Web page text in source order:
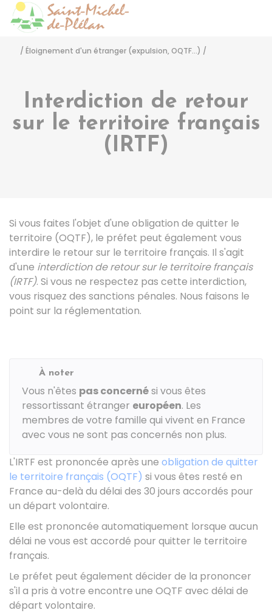
/ Éloignement d'un étranger (expulsion, OQTF...) /
Interdiction de retour
sur le territoire français
(IRTF)
Si vous faites l'objet d'une obligation de quitter le
territoire (OQTF), le préfet peut également vous
interdire le retour sur le territoire français. Il s'agit
d'une interdiction de retour sur le territoire français
(IRTF). Si vous ne respectez pas cette interdiction,
vous risquez des sanctions pénales. Nous faisons le
point sur la réglementation.
À noter
Vous n'êtes pas concernési vous êtes
ressortissant étranger européen. Les
membres de votre famille qui vivent en France
avec vous ne sont pas concernés non plus.
L'IRTF est prononcée après une obligation de quitter
le territoire français (OQTF) si vous êtes resté en
France au-delà du délai des 30 jours accordés pour
un départ volontaire.
Elle est prononcée automatiquement lorsque aucun
délai ne vous est accordé pour quitter le territoire
français.
Le préfet peut également décider de la prononcer
s'il a pris à votre encontre une OQTF avec délai de
départ volontaire.